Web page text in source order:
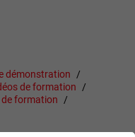
démonstration
de formation
formation